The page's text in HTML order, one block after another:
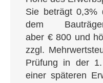
Sie beträgt 0,3%
dem
aber € 800 und
zzgl.
Prü­fung in der
einer spä­te­ren